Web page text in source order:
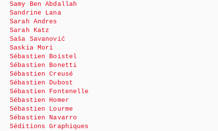
Samy Ben Abdallah
Sandrine Lana
Sarah Andres
Sarah Katz
Saša Savanović
Saskia Mori
Sébastien Boistel
Sébastien Bonetti
Sébastien Creusé
Sébastien Dubost
Sébastien Fontenelle
Sébastien Homer
Sébastien Lourme
Sébastien Navarro
Séditions Graphiques